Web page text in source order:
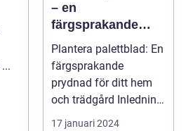
behöver veta-guide ...
– en
färgsprakande
prydnad för ditt
hem och trädgård
Plantera palettblad: En
färgsprakande
prydnad för ditt hem
och trädgård Inledning
Palettblad är en ...
17 januari 2024